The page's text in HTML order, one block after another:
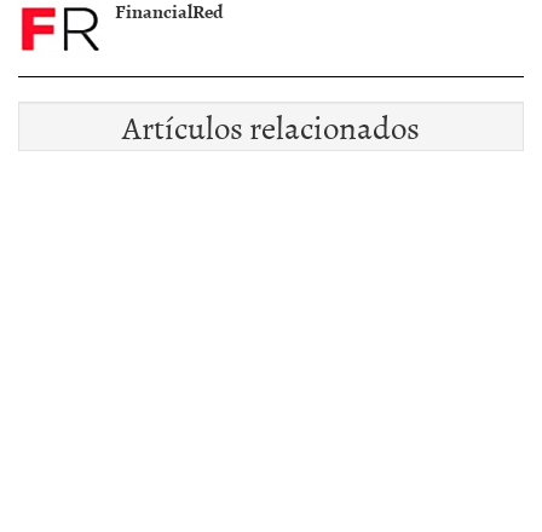
FinancialRed
Artículos relacionados